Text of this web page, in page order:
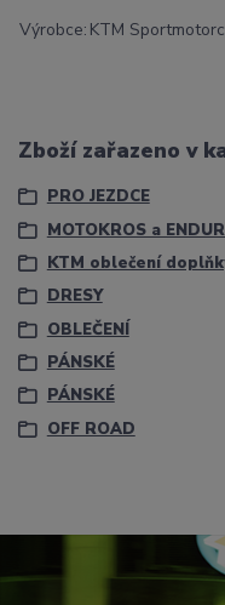
Výrobce: KTM
Zboží zařazeno v
PRO JEZDCE
MOTOKROS a
KTM oblečení
DRESY
OBLEČENÍ
PÁNSKÉ
PÁNSKÉ
OFF ROAD